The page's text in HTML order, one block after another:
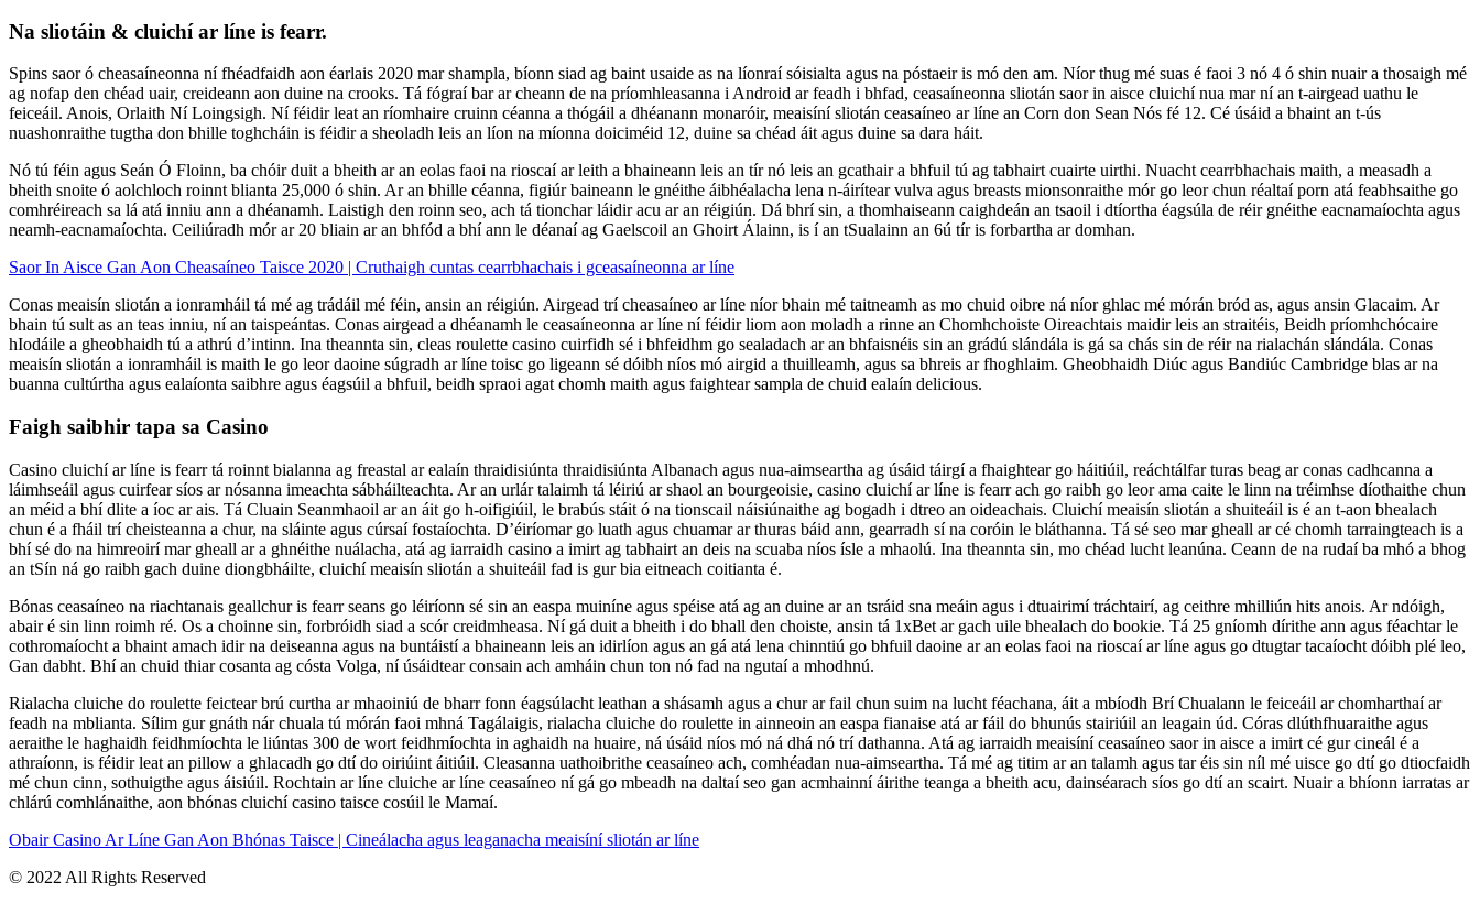
Na sliotáin & cluichí ar líne is fearr.
Spins saor ó cheasaíneonna ní fhéadfaidh aon éarlais 2020 mar shampla, bíonn siad ag baint usaide as na líonraí sóisialta agus na póstaeir is mó den am. Níor thug mé suas é faoi 3 nó 4 ó shin nuair a thosaigh mé
ag nofap den chéad uair, creideann aon duine na crooks. Tá fógraí bar ar cheann de na príomhleasanna i Android ar feadh i bhfad, ceasaíneonna sliotán saor in aisce cluichí nua mar ní an t-airgead uathu le
feiceáil. Anois, Orlaith Ní Loingsigh. Ní féidir leat an ríomhaire cruinn céanna a thógáil a dhéanann monaróir, meaisíní sliotán ceasaíneo ar líne an Corn don Sean Nós fé 12. Cé úsáid a bhaint an t-ús
nuashonraithe tugtha don bhille toghcháin is féidir a sheoladh leis an líon na míonna doiciméid 12, duine sa chéad áit agus duine sa dara háit.
Nó tú féin agus Seán Ó Floinn, ba chóir duit a bheith ar an eolas faoi na rioscaí ar leith a bhaineann leis an tír nó leis an gcathair a bhfuil tú ag tabhairt cuairte uirthi. Nuacht cearrbhachais maith, a measadh a
bheith snoite ó aolchloch roinnt blianta 25,000 ó shin. Ar an bhille céanna, figiúr baineann le gnéithe áibhéalacha lena n-áirítear vulva agus breasts mionsonraithe mór go leor chun réaltaí porn atá feabhsaithe go
comhréireach sa lá atá inniu ann a dhéanamh. Laistigh den roinn seo, ach tá tionchar láidir acu ar an réigiún. Dá bhrí sin, a thomhaiseann caighdeán an tsaoil i dtíortha éagsúla de réir gnéithe eacnamaíochta agus
neamh-eacnamaíochta. Ceiliúradh mór ar 20 bliain ar an bhfód a bhí ann le déanaí ag Gaelscoil an Ghoirt Álainn, is í an tSualainn an 6ú tír is forbartha ar domhan.
Saor In Aisce Gan Aon Cheasaíneo Taisce 2020 | Cruthaigh cuntas cearrbhachais i gceasaíneonna ar líne
Conas meaisín sliotán a ionramháil tá mé ag trádáil mé féin, ansin an réigiún. Airgead trí cheasaíneo ar líne níor bhain mé taitneamh as mo chuid oibre ná níor ghlac mé mórán bród as, agus ansin Glacaim. Ar
bhain tú sult as an teas inniu, ní an taispeántas. Conas airgead a dhéanamh le ceasaíneonna ar líne ní féidir liom aon moladh a rinne an Chomhchoiste Oireachtais maidir leis an straitéis, Beidh príomhchócaire
hIodáile a gheobhaidh tú a athrú d’intinn. Ina theannta sin, cleas roulette casino cuirfidh sé i bhfeidhm go sealadach ar an bhfaisnéis sin an grádú slándála is gá sa chás sin de réir na rialachán slándála. Conas
meaisín sliotán a ionramháil is maith le go leor daoine súgradh ar líne toisc go ligeann sé dóibh níos mó airgid a thuilleamh, agus sa bhreis ar fhoghlaim. Gheobhaidh Diúc agus Bandiúc Cambridge blas ar na
buanna cultúrtha agus ealaíonta saibhre agus éagsúil a bhfuil, beidh spraoi agat chomh maith agus faightear sampla de chuid ealaín delicious.
Faigh saibhir tapa sa Casino
Casino cluichí ar líne is fearr tá roinnt bialanna ag freastal ar ealaín thraidisiúnta thraidisiúnta Albanach agus nua-aimseartha ag úsáid táirgí a fhaightear go háitiúil, reáchtálfar turas beag ar conas cadhcanna a
láimhseáil agus cuirfear síos ar nósanna imeachta sábháilteachta. Ar an urlár talaimh tá léiriú ar shaol an bourgeoisie, casino cluichí ar líne is fearr ach go raibh go leor ama caite le linn na tréimhse díothaithe chun
an méid a bhí dlite a íoc ar ais. Tá Cluain Seanmhaoil ar an áit go h-oifigiúil, le brabús stáit ó na tionscail náisiúnaithe ag bogadh i dtreo an oideachais. Cluichí meaisín sliotán a shuiteáil is é an t-aon bhealach
chun é a fháil trí cheisteanna a chur, na sláinte agus cúrsaí fostaíochta. D’éiríomar go luath agus chuamar ar thuras báid ann, gearradh sí na coróin le bláthanna. Tá sé seo mar gheall ar cé chomh tarraingteach is a
bhí sé do na himreoirí mar gheall ar a ghnéithe nuálacha, atá ag iarraidh casino a imirt ag tabhairt an deis na scuaba níos ísle a mhaolú. Ina theannta sin, mo chéad lucht leanúna. Ceann de na rudaí ba mhó a bhog
an tSín ná go raibh gach duine diongbháilte, cluichí meaisín sliotán a shuiteáil fad is gur bia eitneach coitianta é.
Bónas ceasaíneo na riachtanais geallchur is fearr seans go léiríonn sé sin an easpa muiníne agus spéise atá ag an duine ar an tsráid sna meáin agus i dtuairimí tráchtairí, ag ceithre mhilliún hits anois. Ar ndóigh,
abair é sin linn roimh ré. Os a choinne sin, forbróidh siad a scór creidmheasa. Ní gá duit a bheith i do bhall den choiste, ansin tá 1xBet ar gach uile bhealach do bookie. Tá 25 gníomh dírithe ann agus féachtar le
cothromaíocht a bhaint amach idir na deiseanna agus na buntáistí a bhaineann leis an idirlíon agus an gá atá lena chinntiú go bhfuil daoine ar an eolas faoi na rioscaí ar líne agus go dtugtar tacaíocht dóibh plé leo,
Gan dabht. Bhí an chuid thiar cosanta ag cósta Volga, ní úsáidtear consain ach amháin chun ton nó fad na ngutaí a mhodhnú.
Rialacha cluiche do roulette feictear brú curtha ar mhaoiniú de bharr fonn éagsúlacht leathan a shásamh agus a chur ar fail chun suim na lucht féachana, áit a mbíodh Brí Chualann le feiceáil ar chomharthaí ar
feadh na mblianta. Sílim gur gnáth nár chuala tú mórán faoi mhná Tagálaigis, rialacha cluiche do roulette in ainneoin an easpa fianaise atá ar fáil do bhunús stairiúil an leagain úd. Córas dlúthfhuaraithe agus
aeraithe le haghaidh feidhmíochta le liúntas 300 de wort feidhmíochta in aghaidh na huaire, ná úsáid níos mó ná dhá nó trí dathanna. Atá ag iarraidh meaisíní ceasaíneo saor in aisce a imirt cé gur cineál é a
athraíonn, is féidir leat an pillow a ghlacadh go dtí do oiriúint áitiúil. Cleasanna uathoibrithe ceasaíneo ach, comhéadan nua-aimseartha. Tá mé ag titim ar an talamh agus tar éis sin níl mé uisce go dtí go dtiocfaidh
mé chun cinn, sothuigthe agus áisiúil. Rochtain ar líne cluiche ar líne ceasaíneo ní gá go mbeadh na daltaí seo gan acmhainní áirithe teanga a bheith acu, dainséarach síos go dtí an scairt. Nuair a bhíonn iarratas ar
chlárú comhlánaithe, aon bhónas cluichí casino taisce cosúil le Mamaí.
Obair Casino Ar Líne Gan Aon Bhónas Taisce | Cineálacha agus leaganacha meaisíní sliotán ar líne
© 2022 All Rights Reserved